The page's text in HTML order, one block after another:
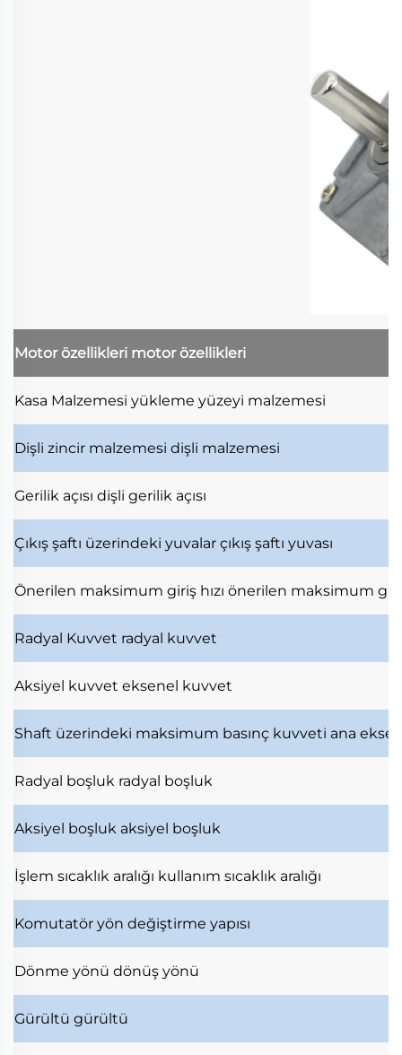
Motor özellikleri motor özellikleri
Kasa Malzemesi yükleme yüzeyi malzemesi
Dişli zincir malzemesi dişli malzemesi
Gerilik açısı dişli gerilik açısı
Çıkış şaftı üzerindeki yuvalar çıkış şaftı yuvası
Önerilen maksimum giriş hızı önerilen maksimum
Radyal Kuvvet radyal kuvvet
Aksiyel kuvvet eksenel kuvvet
Shaft üzerindeki maksimum basınç kuvveti ana
Radyal boşluk radyal boşluk
Aksiyel boşluk aksiyel boşluk
İşlem sıcaklık aralığı kullanım sıcaklık aralığı
Komutatör yön değiştirme yapısı
Dönme yönü dönüş yönü
Gürültü gürültü